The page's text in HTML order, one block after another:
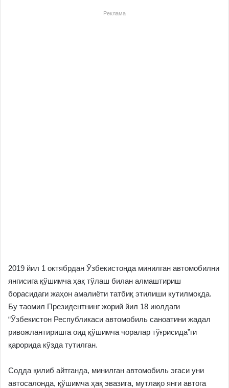
Реклама
2019 йил 1 октябрдан Ўзбекистонда минилган автомобилни
янгисига қўшимча ҳақ тўлаш билан алмаштириш
борасидаги жаҳон амалиёти татбиқ этилиши кутилмоқда.
Бу таомил Президентнинг жорий йил 18 июлдаги
“Ўзбекистон Республикаси автомобиль саноатини жадал
ривожлантиришга оид қўшимча чоралар тўғрисида”ги
қарорида кўзда тутилган.
Содда қилиб айтганда, минилган автомобиль эгаси уни
автосалонда, қўшимча ҳақ эвазига, мутлақо янги автога